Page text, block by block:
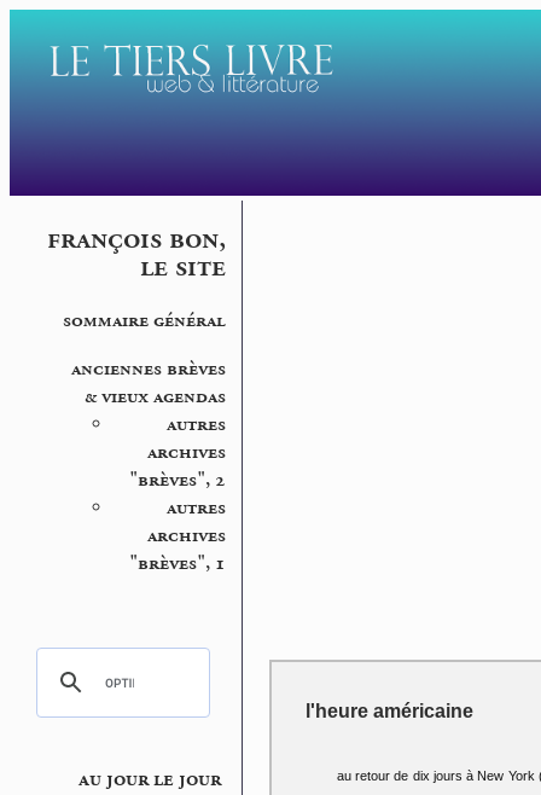
françois bon,
le site
sommaire général
anciennes brèves
& vieux agendas
autres
archives
"brèves", 2
autres
archives
"brèves", 1
au jour le jour
l'heure américaine
au retour de dix jours à New York